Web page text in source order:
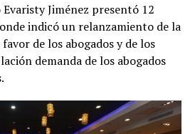
Evaristy Jiménez presentó 12
indicó un relanzamiento de la
de los abogados y de los
demanda de los abogados